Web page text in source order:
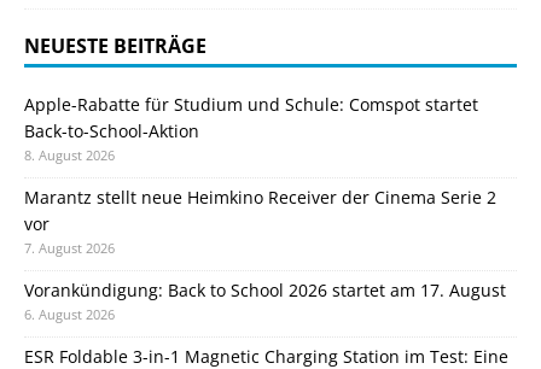
NEUESTE BEITRÄGE
Apple-Rabatte für Studium und Schule: Comspot startet
Back-to-School-Aktion
8. August 2026
Marantz stellt neue Heimkino Receiver der Cinema Serie 2
vor
7. August 2026
Vorankündigung: Back to School 2026 startet am 17. August
6. August 2026
ESR Foldable 3-in-1 Magnetic Charging Station im Test: Eine